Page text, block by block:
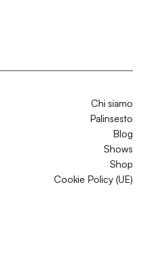
Chi siamo
Palinsesto
Blog
Shows
Shop
Cookie Policy (UE)